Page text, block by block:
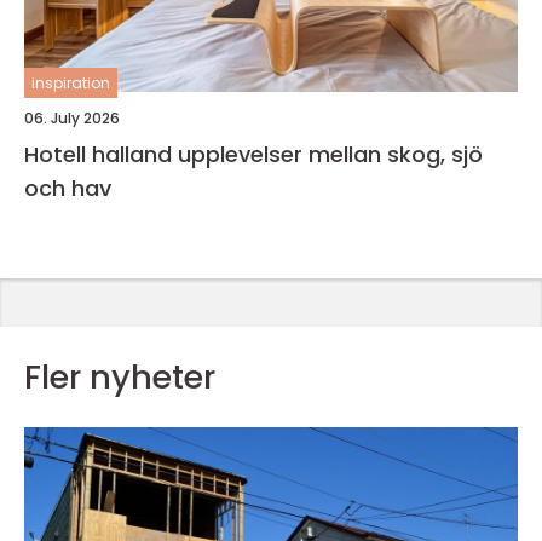
inspiration
06. July 2026
Hotell halland upplevelser mellan skog, sjö
och hav
Fler nyheter